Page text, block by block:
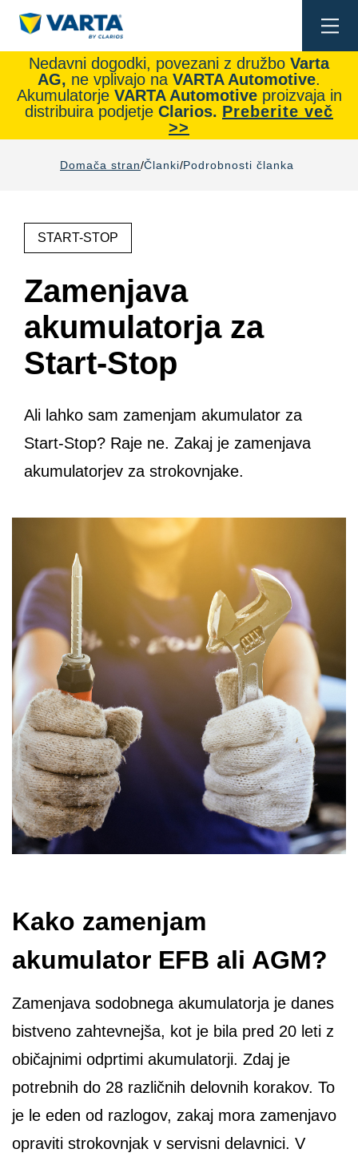
Nedavni dogodki, povezani z družbo Varta
AG, ne vplivajo na VARTA Automotive.
Akumulatorje VARTA Automotiveproizvaja in
distribuira podjetje Clarios. Preberite več
>>
Domača stran Članki Podrobnosti članka
START-STOP
Zamenjava
akumulatorja za
Start-Stop
Ali lahko sam zamenjam akumulator za
Start-Stop? Raje ne. Zakaj je zamenjava
akumulatorjev za strokovnjake.
Kako zamenjam
akumulator EFB ali AGM?
Zamenjava sodobnega akumulatorja je danes
bistveno zahtevnejša, kot je bila pred 20 leti z
običajnimi odprtimi akumulatorji. Zdaj je
potrebnih do 28 različnih delovnih korakov. To
je le eden od razlogov, zakaj mora zamenjavo
opraviti strokovnjak v servisni delavnici. V